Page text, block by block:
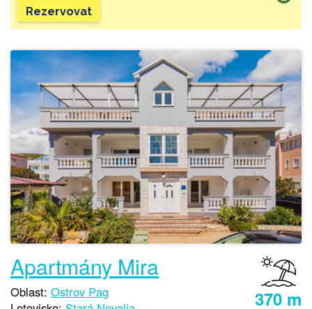
Rezervovat
370 m
Apartmány Mira
Oblast: Ostrov Pag